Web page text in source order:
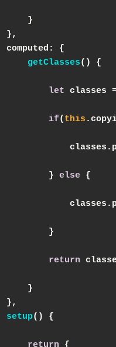
}
},
computed : {
getClasses( ) {
let classes
if(this
}
else {
}
return
}
},
setup( ) {
return {